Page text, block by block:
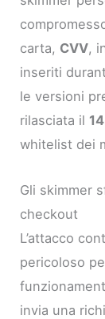
carta, CVV,
inseriti
le versioni
rilasciata il
whitelist dei
Gli skimmer
checkout
L’attacco
pericoloso
invia una